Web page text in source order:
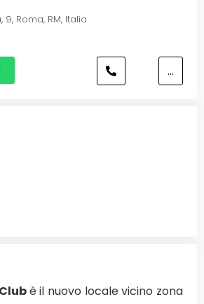
Roma, RM, Italia
...
è il nuovo locale vicino zona